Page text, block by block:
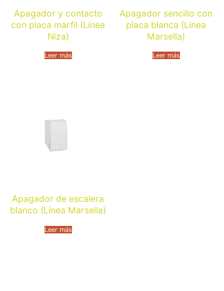
Apagador y contacto
con placa marfil (Línea
Niza)
Leer más
Apagador sencillo con
placa blanca (Línea
Marsella)
Leer más
Apagador de escalera
blanco (Línea Marsella)
Leer más